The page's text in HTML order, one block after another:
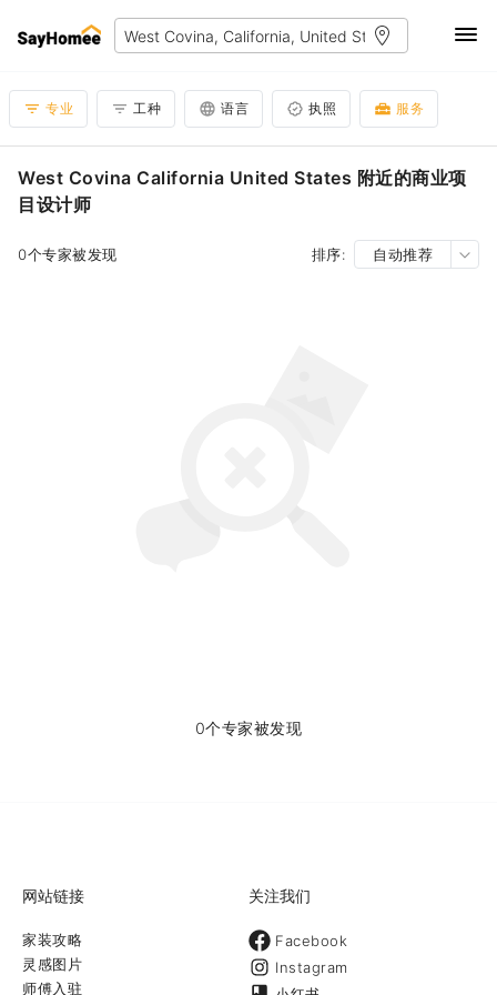
专业 工种 语言 执照 服务
West Covina California United States 附近的商业项
目设计师
0个专家被发现 排序: 自动推荐
0个专家被发现
网站链接
家装攻略
灵感图片
师傅入驻
关注我们
Facebook
Instagram